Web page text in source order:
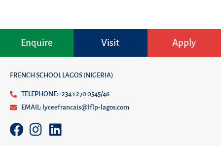
Enquire Visit Apply
FRENCH SCHOOL LAGOS (NIGERIA)
TELEPHONE:+234 1 270 0545/46
EMAIL: lyceefrancais@lflp-lagos.com